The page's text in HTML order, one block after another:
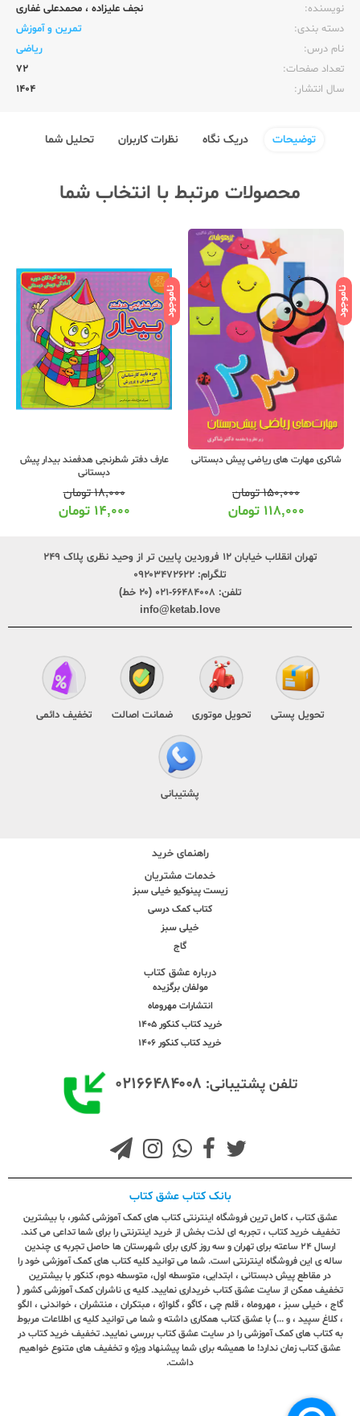
نویسنده:‌
نجف علیزاده ، محمدعلی غفاری
دسته بندی:
تمرین و آموزش
نام درس:
ریاضی
تعداد صفحات:‌
72
سال انتشار:‌
1404
توضیحات دریک نگاه نظرات کاربران تحلیل شما
محصولات مرتبط با انتخاب شما
ناموجود
شاکری مهارت های ریاضی پیش دبستانی
۱۵۰,۰۰۰تومان
۱۱۸,۰۰۰ تومان
ناموجود
عارف دفتر شطرنجی هدفمند بیدار پیش
دبستانی
۱۸,۰۰۰تومان
۱۴,۰۰۰ تومان
تهران انقلاب خیابان ۱۲ فروردین پایین تر از وحید نظری پلاک ۲۴۹
تلگرام: ۰۹۲۰۳۴۷۲۶۲۲
تلفن: ۶۶۴۸۴۰۰۸-۰۲۱ (۲۰ خط)
info@ketab.love
تحویل پستی تحویل موتوری ضمانت اصالت تخفیف دائمی
پشتیبانی
راهنمای خرید
خدمات مشتریان
زیست پینوکیو خیلی سبز
کتاب کمک درسی
خیلی سبز
گاج
درباره عشق کتاب
مولفان برگزیده
انتشارات مهروماه
خرید کتاب کنکور 1405
خرید کتاب کنکور 1406
تلفن پشتیبانی: ۰۲۱۶۶۴۸۴۰۰۸
بانک کتاب عشق کتاب
عشق کتاب ، کامل ترین فروشگاه اینترنتی کتاب های کمک آموزشی کشور، با بیشترین
تخفیف خرید کتاب ، تجربه ای لذت بخش از خرید اینترنتی را برای شما تداعی می کند.
ارسال ٢٤ ساعته برای تهران و سه روز کاری برای شهرستان ها حاصل تجربه ی چندین
ساله ی این فروشگاه اینترنتی است. شما می توانید کلیه کتاب های کمک آموزشی خود را
در مقاطع پیش دبستانی ، ابتدایی، متوسطه اول، متوسطه دوم، کنکور با بیشترین
تخفیف ممکن از سایت عشق کتاب خریداری نمایید. کلیه ی ناشران کمک آموزشی کشور (
گاج ، خیلی سبز ، مهروماه ، قلم چی ، کاگو ، گلواژه ، مبتکران ، منتشران ، خواندنی ، الگو
، کلاغ سپید ، و ...) با عشق کتاب همکاری داشته و شما می توانید کلیه ی اطلاعات مربوط
به کتاب های کمک آموزشی را در سایت عشق کتاب بررسی نمایید. تخفیف خرید کتاب در
عشق کتاب زمان ندارد! ما همیشه برای شما پیشنهاد ویژه و تخفیف های متنوع خواهیم
داشت.